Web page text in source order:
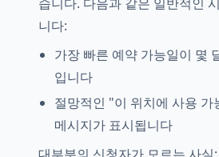
니다:
가장 빠른 예약 가능일이 몇
입니다
절망적인 "이 위치에 사용
메시지가 표시됩니다